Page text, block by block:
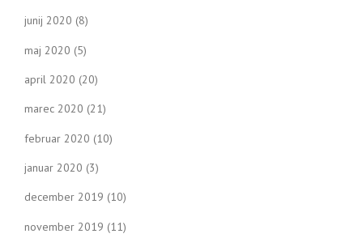
junij 2020 (8)
maj 2020 (5)
april 2020 (20)
marec 2020 (21)
februar 2020 (10)
januar 2020 (3)
december 2019 (10)
november 2019 (11)